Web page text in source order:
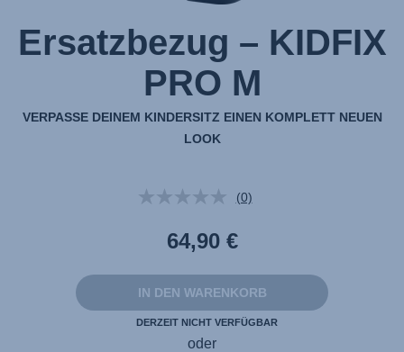
Ersatzbezug – KIDFIX
PRO M
VERPASSE DEINEM KINDERSITZ EINEN KOMPLETT NEUEN
LOOK
Kein
Link
auf
Seite.
(0)
64,90 €
IN DEN WARENKORB
DERZEIT NICHT VERFÜGBAR
oder